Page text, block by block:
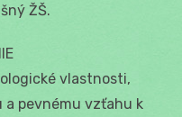
ŽŠ.
vlastnosti,
pevnému vzťahu k